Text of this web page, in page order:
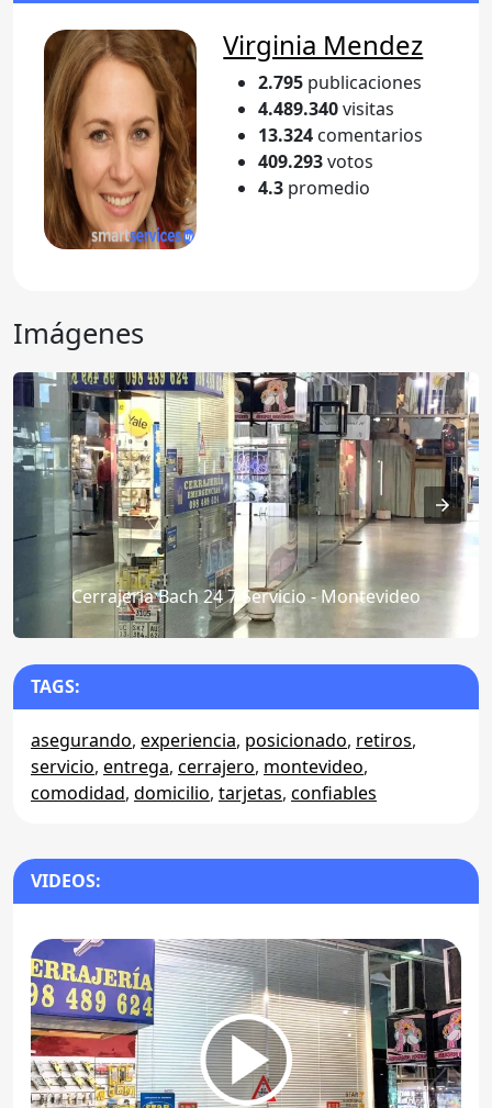
Virginia Mendez
2.795 publicaciones
4.489.340visitas
13.324 comentarios
409.293votos
4.3 promedio
Imágenes
Cerrajeria Bach 24 7 Servicio - Montevideo
TAGS:
asegurando, experiencia, posicionado, retiros,
servicio, entrega, cerrajero, montevideo,
comodidad, domicilio, tarjetas, confiables
VIDEOS: